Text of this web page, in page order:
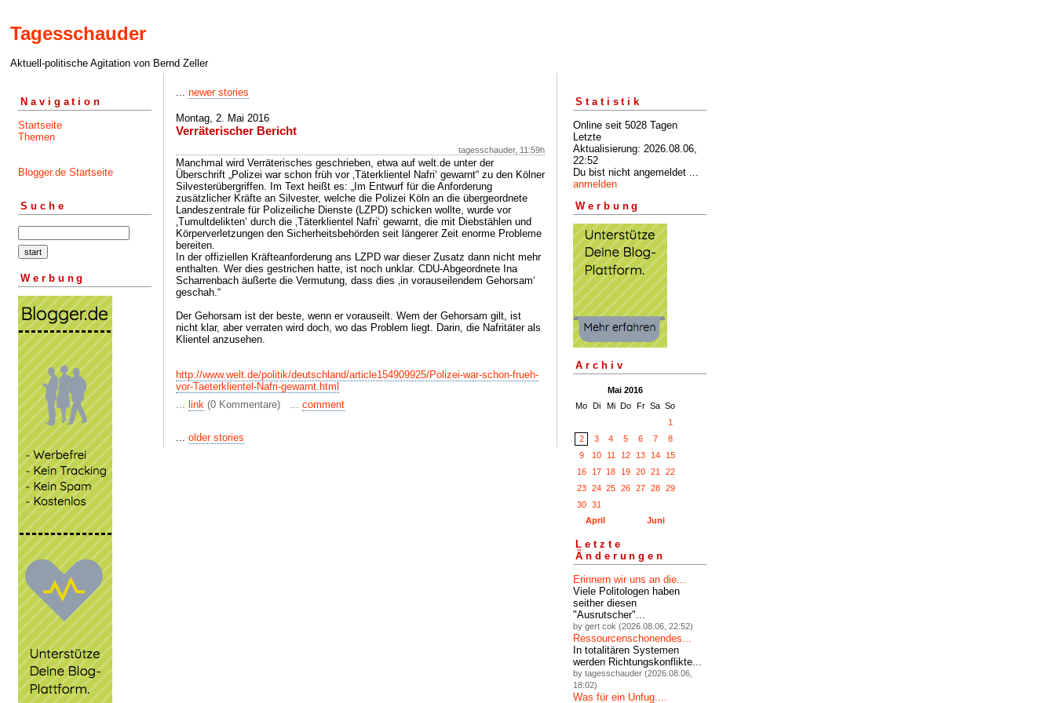
Tagesschauder
Aktuell-politische Agitation von Bernd Zeller
Navigation
Startseite
Themen
Blogger.de Startseite
Suche
Werbung
... newer stories
Montag, 2. Mai 2016
Verräterischer Bericht
tagesschauder, 11:59h
Manchmal wird Verräterisches geschrieben, etwa auf welt.de unter der
Überschrift „Polizei war schon früh vor ‚Täterklientel Nafri‘ gewarnt“ zu den Kölner
Silvesterübergriffen. Im Text heißt es: „Im Entwurf für die Anforderung
zusätzlicher Kräfte an Silvester, welche die Polizei Köln an die übergeordnete
Landeszentrale für Polizeiliche Dienste (LZPD) schicken wollte, wurde vor
‚Tumultdelikten‘ durch die ‚Täterklientel Nafri‘ gewarnt, die mit Diebstählen und
Körperverletzungen den Sicherheitsbehörden seit längerer Zeit enorme Probleme
bereiten.
In der offiziellen Kräfteanforderung ans LZPD war dieser Zusatz dann nicht mehr
enthalten. Wer dies gestrichen hatte, ist noch unklar. CDU-Abgeordnete Ina
Scharrenbach äußerte die Vermutung, dass dies ‚in vorauseilendem Gehorsam‘
geschah.“
Der Gehorsam ist der beste, wenn er vorauseilt. Wem der Gehorsam gilt, ist
nicht klar, aber verraten wird doch, wo das Problem liegt. Darin, die Nafritäter als
Klientel anzusehen.
http://www.welt.de/politik/deutschland/article154909925/Polizei-war-schon-frueh-
vor-Taeterklientel-Nafri-gewarnt.html
... link (0 Kommentare) ... comment
... older stories
Statistik
Online seit 5028 Tagen
Letzte
Aktualisierung: 2026.08.06,
22:52
Du bist nicht angemeldet ...
anmelden
Werbung
Archiv
Mai 2016
Mo Di Mi Do Fr Sa So
1
2
3 4 5 6 7
8
9
10 11 12 13 14
15
16
17 18 19 20 21
22
23
24 25 26 27 28
29
30
31
April
Juni
Letzte
Änderungen
Erinnern wir uns an die...
Viele Politologen haben
seither diesen
"Ausrutscher"...
by gert cok (2026.08.06, 22:52)
Ressourcenschonendes...
In totalitären Systemen
werden Richtungskonflikte...
by tagesschauder (2026.08.06,
18:02)
Was für ein Unfug....